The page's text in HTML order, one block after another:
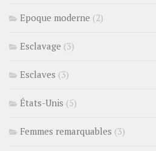
Epoque moderne (2)
Esclavage (3)
Esclaves (3)
États-Unis (5)
Femmes remarquables (3)